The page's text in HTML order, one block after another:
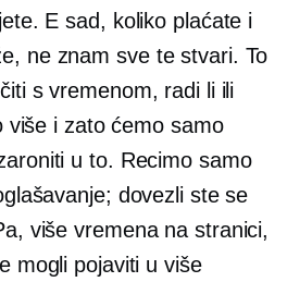
E sad, koliko plaćate i
ne znam sve te stvari. To
s vremenom, radi li ili
više i zato ćemo samo
u to. Recimo samo
dovezli ste se
više vremena na stranici,
mogli pojaviti u više